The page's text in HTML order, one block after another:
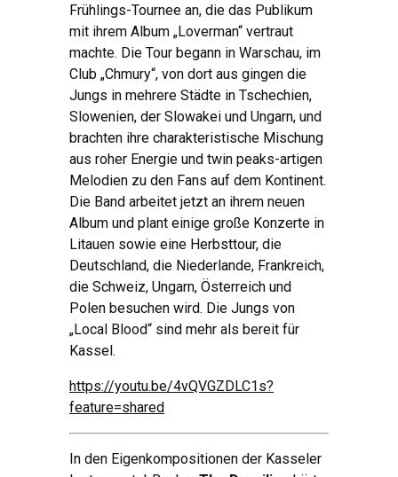
Frühlings-Tournee an, die das Publikum
mit ihrem Album „Loverman“ vertraut
machte. Die Tour begann in Warschau, im
Club „Chmury“, von dort aus gingen die
Jungs in mehrere Städte in Tschechien,
Slowenien, der Slowakei und Ungarn, und
brachten ihre charakteristische Mischung
aus roher Energie und twin peaks-artigen
Melodien zu den Fans auf dem Kontinent.
Die Band arbeitet jetzt an ihrem neuen
Album und plant einige große Konzerte in
Litauen sowie eine Herbsttour, die
Deutschland, die Niederlande, Frankreich,
die Schweiz, Ungarn, Österreich und
Polen besuchen wird. Die Jungs von
„Local Blood“ sind mehr als bereit für
Kassel.
https://youtu.be/4vQVGZDLC1s?
feature=shared
In den Eigenkompositionen der Kasseler